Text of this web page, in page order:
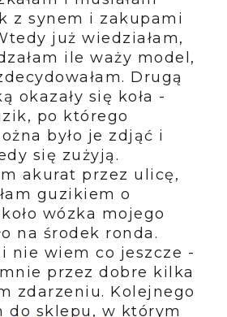
z synem i zakupami
już wiedziałam,
ile waży model,
Drugą
okazały się koła -
po którego
było je zdjąć i
się zużyją.
akurat przez ulicę,
guzikiem o
wózka mojego
na środek ronda.
i nie wiem co jeszcze -
przez dobre kilka
zdarzeniu. Kolejnego
do sklepu, w którym